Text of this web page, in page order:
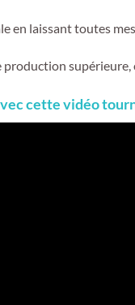
en laissant toutes
cette vidéo